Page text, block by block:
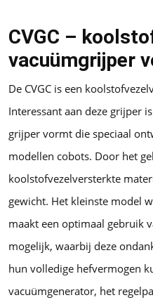
CVGC –
vacuümgrijper
De CVGC is een
Interessant aan deze grijper
grijper vormt die speciaal
modellen cobots. Door het
koolstofvezelversterkte
gewicht. Het kleinste model
maakt een optimaal gebruik
mogelijk, waarbij deze
hun volledige hefvermogen
vacuümgenerator, het